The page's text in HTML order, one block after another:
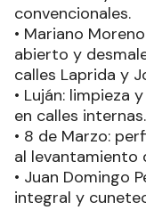
convencionales.
• Mariano
abierto y
calles Laprida y
• Luján: limpieza
en calles internas.
• 8 de Marzo:
al levantamiento
• Juan Domingo
integral y